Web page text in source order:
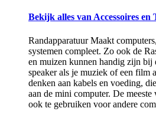
Bekijk alles van Accessoires en
Randapparatuur Maakt
systemen compleet. Zo ook de
en muizen kunnen handig zijn bij
speaker als je muziek of een film
denken aan kabels en voeding,
aan de mini computer. De meeste
ook te gebruiken voor andere